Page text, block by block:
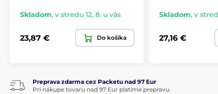
Skladom, v stredu 12. 8. u vás
23,87 € Do košíka
Skladom, v
27,16 €
Preprava zdarma cez Packetu nad 97 Eur
Pri nákupe tovaru nad 97 Eur platíme prepravu.